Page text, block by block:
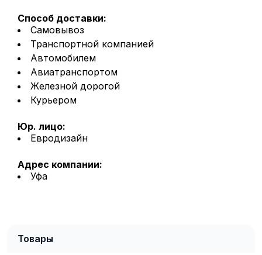
Способ доставки:
Самовывоз
Транспортной компанией
Автомобилем
Авиатранспортом
Железной дорогой
Курьером
Юр. лицо:
Евродизайн
Адрес компании:
Уфа
Товары